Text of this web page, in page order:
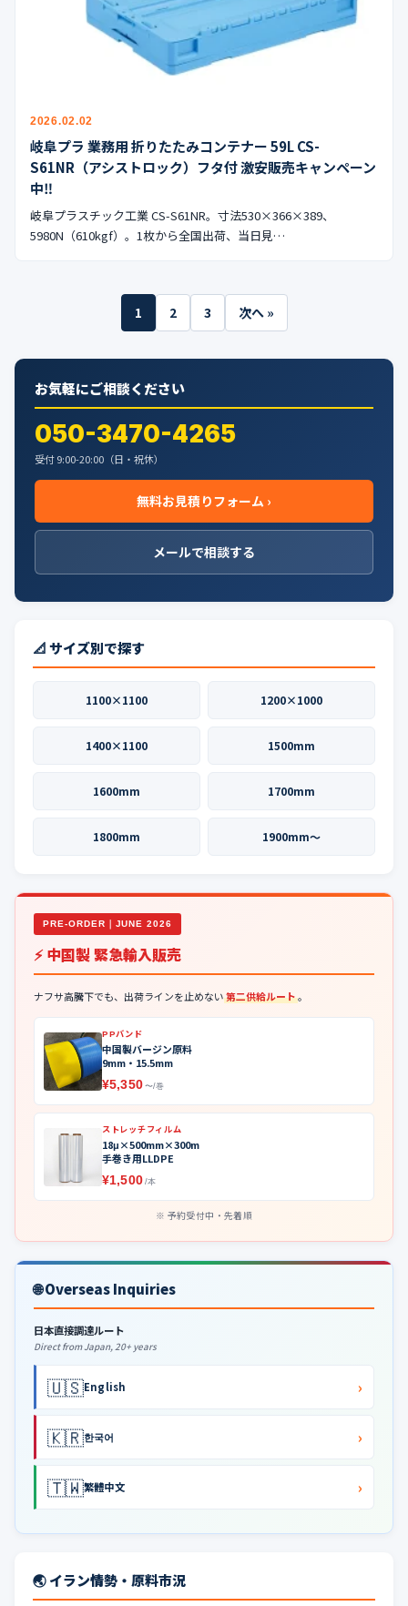
2026.02.02
岐阜プラ 業務用 折りたたみコンテナー 59L CS-
S61NR（アシストロック）フタ付 激安販売キャンペーン
中‼︎
岐阜プラスチック工業 CS-S61NR。寸法530×366×389、
5980N（610kgf）。1枚から全国出荷、当日見…
の
ペ
ー
ジ
送
り
1 2 3 次へ »
お気軽にご相談ください
050-3470-4265
受付 9:00-20:00（日・祝休）
無料お見積りフォーム ›
メールで相談する
📐 サイズ別で探す
1100×1100 1200×1000
1400×1100 1500mm
1600mm 1700mm
1800mm 1900mm〜
PRE-ORDER｜JUNE 2026
⚡ 中国製 緊急輸入販売
ナフサ高騰下でも、出荷ラインを止めない第二供給ルート。
PPバンド
中国製バージン原料
9mm・15.5mm
¥5,350 〜/巻
ストレッチフィルム
18μ×500mm×300m
手巻き用LLDPE
¥1,500 /本
予約受付中・先着順
🌐 Overseas Inquiries
日本直接調達ルート
Direct from Japan, 20+ years
🇺🇸English ›
🇰🇷한국어 ›
🇹🇼繁體中文 ›
🌏 イラン情勢・原料市況